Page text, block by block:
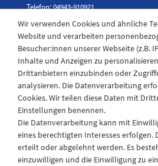
Telefon: 04943-910921
Laden Öffnungszeiten
Montag - Freitag
08:30 - 12:30 und 13.00 - 17.30 Uhr
Samstags
08:30 bis 12:30 Uhr
Wir verwenden Cookies und ähnliche
Website und verarbeiten
Besucher:innen unserer Webseite (z.B.
Inhalte und Anzeigen zu
Drittanbietern einzubinden oder
analysieren. Die Datenverarbeitung
Cookies. Wir teilen diese Daten mit
Einstellungen benennen.
Die Datenverarbeitung kann mit
eines berechtigten Interesses erfolgen.
erteilt oder abgelehnt werden. Es
einzuwilligen und die Einwilligung zu